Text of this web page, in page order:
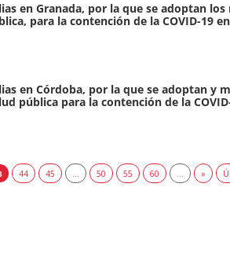
en Granada, por la que se adoptan
para la contención de la COVID-19
en Córdoba, por la que se adoptan y
pública para la contención de la
44 45 50 55 60 »